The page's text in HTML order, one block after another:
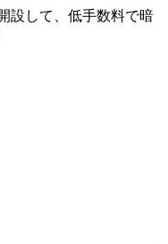
設して、低手数料で暗